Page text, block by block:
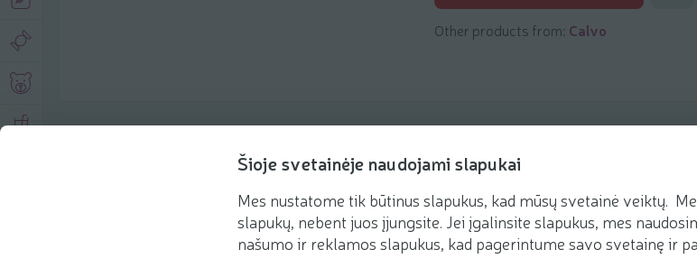
Šioje svetainėje naudojami slapukai
Mes nustatome tik būtinus slapukus, kad mūsų svetainė veiktų.
slapukų, nebent juos įjungsite. Jei įgalinsite slapukus, mes
našumo ir reklamos slapukus, kad pagerintume savo svetainę ir
Other products from: Calvo
Product description
Recommendations Recipes